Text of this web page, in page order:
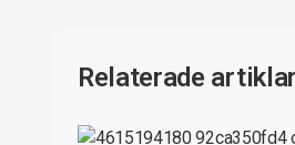
Relaterade artiklar